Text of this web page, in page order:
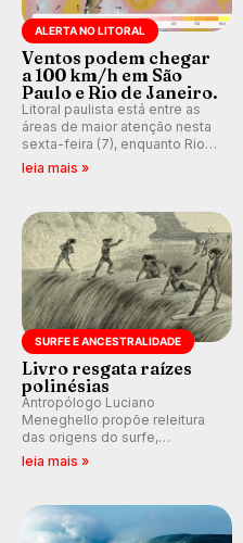
ALERTA NO LITORAL
Ventos podem chegar
a 100 km/h em São
Paulo e Rio de Janeiro.
Litoral paulista está entre as
áreas de maior atenção nesta
sexta-feira (7), enquanto Rio
de Janeiro também recebe
km/h em Itanhaém.
leia mais »
SURFE E ANCESTRALIDADE
Livro resgata raízes
polinésias
Antropólogo Luciano
Meneghello propõe releitura
das origens do surfe,
resgatando a cultura polinésia
prática em esporte e indústria.
leia mais »